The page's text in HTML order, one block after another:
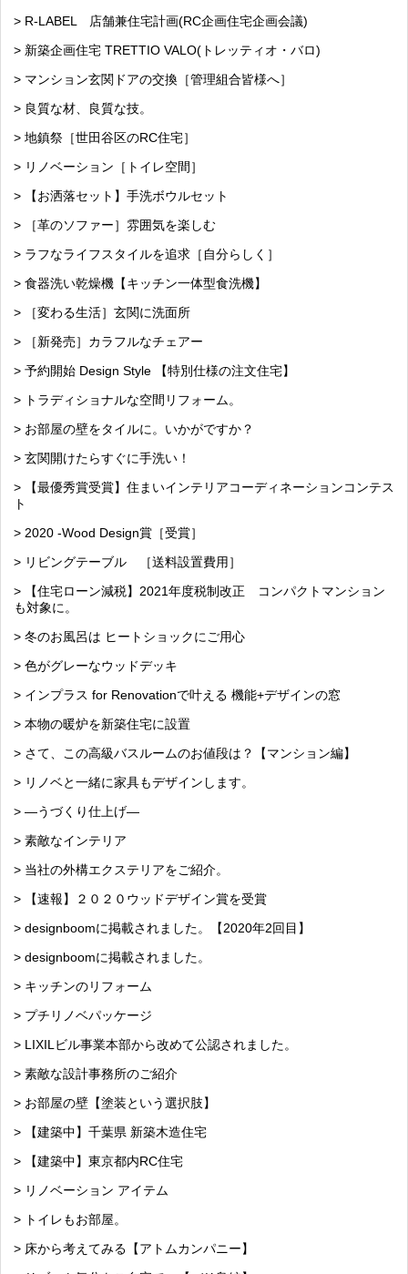
> R-LABEL 店舗兼住宅計画(RC企画住宅企画会議)
> 新築企画住宅 TRETTIO VALO(トレッティオ・バロ)
> マンション玄関ドアの交換［管理組合皆様へ］
> 良質な材、良質な技。
> 地鎮祭［世田谷区のRC住宅］
> リノベーション［トイレ空間］
> 【お洒落セット】手洗ボウルセット
> ［革のソファー］雰囲気を楽しむ
> ラフなライフスタイルを追求［自分らしく］
> 食器洗い乾燥機【キッチン一体型食洗機】
> ［変わる生活］玄関に洗面所
> ［新発売］カラフルなチェアー
> 予約開始 Design Style 【特別仕様の注文住宅】
> トラディショナルな空間リフォーム。
> お部屋の壁をタイルに。いかがですか？
> 玄関開けたらすぐに手洗い！
> 【最優秀賞受賞】住まいインテリアコーディネーションコンテス
ト
> 2020 -Wood Design賞［受賞］
> リビングテーブル ［送料設置費用］
> 【住宅ローン減税】2021年度税制改正 コンパクトマンション
も対象に。
> 冬のお風呂は ヒートショックにご用心
> 色がグレーなウッドデッキ
> インプラス for Renovationで叶える 機能+デザインの窓
> 本物の暖炉を新築住宅に設置
> さて、この高級バスルームのお値段は？【マンション編】
> リノベと一緒に家具もデザインします。
> —うづくり仕上げ—
> 素敵なインテリア
> 当社の外構エクステリアをご紹介。
> 【速報】２０２０ウッドデザイン賞を受賞
> designboomに掲載されました。【2020年2回目】
> designboomに掲載されました。
> キッチンのリフォーム
> プチリノベパッケージ
> LIXILビル事業本部から改めて公認されました。
> 素敵な設計事務所のご紹介
> お部屋の壁【塗装という選択肢】
> 【建築中】千葉県 新築木造住宅
> 【建築中】東京都内RC住宅
> リノベーション アイテム
> トイレもお部屋。
> 床から考えてみる【アトムカンパニー】